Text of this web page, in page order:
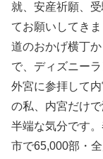
就、安産祈願、
てお願いしてき
道のおかげ横丁
で、ディズニー
外宮に参拝して
の私、内宮だけ
半端な気分です
市で65,000部・